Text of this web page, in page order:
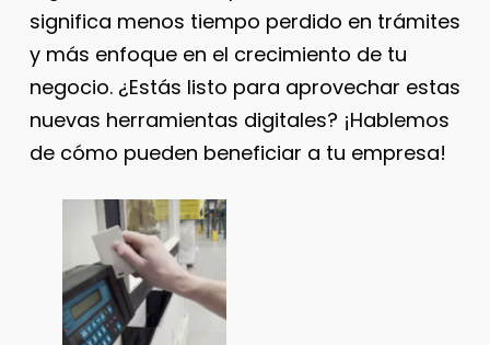
significa menos tiempo perdido en trámites
y más enfoque en el crecimiento de tu
negocio. ¿Estás listo para aprovechar estas
nuevas herramientas digitales? ¡Hablemos
de cómo pueden beneficiar a tu empresa!